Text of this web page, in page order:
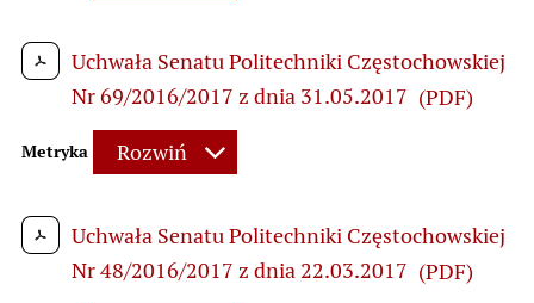
Uchwała Senatu Politechniki Częstochowskiej
Nr 69/2016/2017 z dnia 31.05.2017 (PDF)
Metryka Rozwiń
Uchwała Senatu Politechniki Częstochowskiej
Nr 48/2016/2017 z dnia 22.03.2017 (PDF)